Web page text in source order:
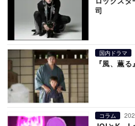
司
国内ドラマ
『風、薫
コラム